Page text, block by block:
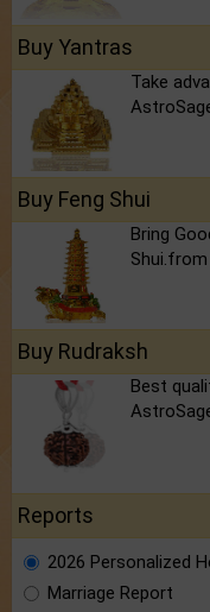
Buy Yantras
Take
Buy Feng Shui
Bring
Buy Rudraksh
Best
Reports
2026 Personalized
Marriage Report